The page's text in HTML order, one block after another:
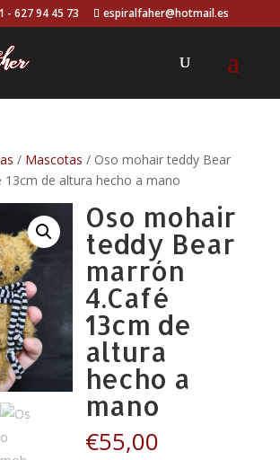
- 627 94 45 73 espiralfaher@hotmail.es
/ Mascotas / Oso mohair teddy Bear
13cm de altura hecho a mano
Oso mohair
teddy Bear
marrón
4.Café
13cm de
altura
hecho a
mano
€55,00